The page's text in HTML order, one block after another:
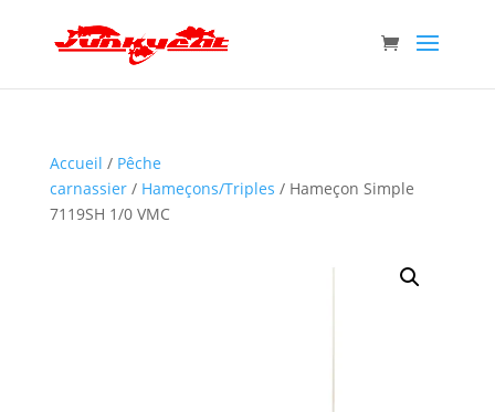
Accueil / Pêche
carnassier/ Hameçons/Triples / Hameçon Simple
7119SH 1/0 VMC